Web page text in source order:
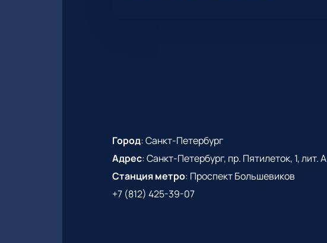
Город:Санкт-Петербург
Адрес:Санкт-Петербург, пр. Пятилеток, 1, лит. А
Станция метро: Проспект Большевиков
+7 (812) 425-39-07